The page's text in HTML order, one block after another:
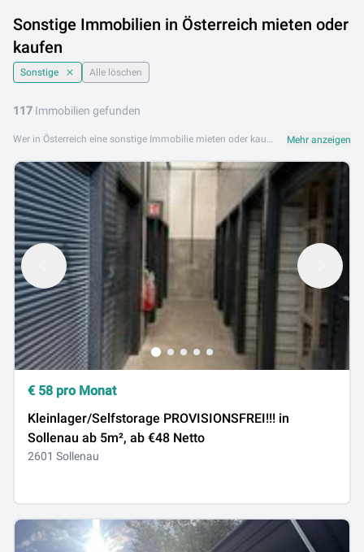
Sonstige Immobilien in Österreich mieten oder
kaufen
Sonstige Alle löschen
117 Immobilien gefunden
Wer in Österreich eine sonstige Immobilie mieten oder kaufen möchte, steht oft vor einer breiten Auswahl an Objekten, die sich nicht klar in klassische Kategorien wie Wohnung oder Haus einordnen lassen. Genau hier setzt dieses Angebot an: Aktuell stehen 117 Inserate zur Verfügung, die Ihnen einen umfassenden Überblick über den österreichischen Immobilienmarkt in diesem Bereich geben. Ob Gewerbeobjekt, Lagerfläche, Grundstück mit Sondernutzung oder ein anderes besonderes Objekt – die Vielfalt ist groß und die Möglichkeiten sind zahlreich. Bei der Suche nach sonstigen Immobilien in Österreich lohnt es sich, einige wichtige Punkte zu beachten. Klären Sie im Vorfeld, für welchen Zweck das Objekt genutzt werden soll, denn viele sonstige Immobilien unterliegen speziellen Widmungsvorschriften oder baurechtlichen Auflagen, die je nach Bundesland unterschiedlich geregelt sind. Von Wien bis Vorarlberg, von Salzburg bis in die Steiermark – regionale Unterschiede spielen beim Kauf oder der Miete eine entscheidende Rolle. Es empfiehlt sich außerdem, die Lage des Objekts sorgfältig zu prüfen und bei Bedarf einen erfahrenen Makler hinzuzuziehen, der den lokalen Markt gut kennt. Wer sonstige Immobilien in Österreich mieten oder kaufen möchte, sollte auch Nebenkosten wie Grunderwerbsteuer, Vertragserrichtungskosten und laufende Betriebskosten im Blick behalten. Nutzen Sie die Filterfunktionen auf dieser Seite, um Ihre Suche gezielt einzugrenzen und das passende Objekt schnell zu finden. Mehr anzeigen
€ 58 pro Monat
Kleinlager/Selfstorage PROVISIONSFREI!!! in
Sollenau ab 5m², ab €48 Netto
2601 Sollenau